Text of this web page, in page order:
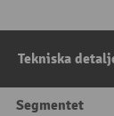
Tekniska
Segmentet